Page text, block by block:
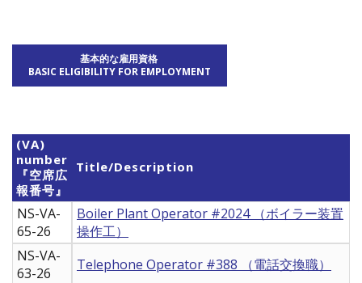
基本的な雇用資格
BASIC ELIGIBILITY FOR EMPLOYMENT
(VA)
number
『空席広
報番号』
Title/Description
NS-VA-
65-26
Boiler Plant Operator #2024 （ボイラー装置
操作工）
NS-VA-
63-26
Telephone Operator #388 （電話交換職）